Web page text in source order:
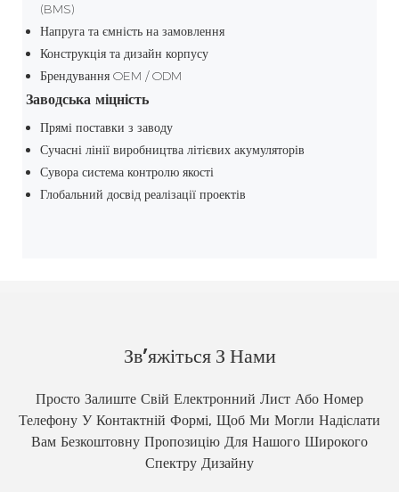
(BMS)
Напруга та ємність на замовлення
Конструкція та дизайн корпусу
Брендування OEM / ODM
Заводська міцність
Прямі поставки з заводу
Сучасні лінії виробництва літієвих акумуляторів
Сувора система контролю якості
Глобальний досвід реалізації проектів
Зв’яжіться З Нами
Просто Залиште Свій Електронний Лист Або Номер
Телефону У Контактній Формі, Щоб Ми Могли Надіслати
Вам Безкоштовну Пропозицію Для Нашого Широкого
Спектру Дизайну